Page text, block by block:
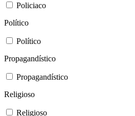
Policiaco
Político
Político
Propagandístico
Propagandístico
Religioso
Religioso